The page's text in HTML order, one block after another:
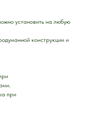
установить на любую
конструкции и
при